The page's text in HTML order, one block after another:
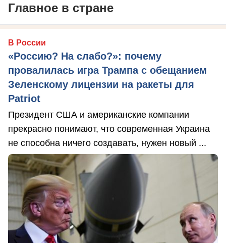
Главное в стране
В России
«Россию? На слабо?»: почему
провалилась игра Трампа с обещанием
Зеленскому лицензии на ракеты для
Patriot
Президент США и американские компании
прекрасно понимают, что современная Украина
не способна ничего создавать, нужен новый ...